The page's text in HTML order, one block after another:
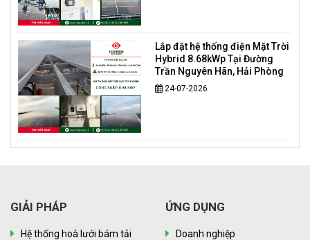
Lắp đặt hệ thống điện Mặt Trời
Hybrid 8.68kWp Tại Đường
Trần Nguyên Hãn, Hải Phòng
24-07-2026
GIẢI PHÁP
Hệ thống hoà lưới bám tải
ỨNG DỤNG
Doanh nghiệp